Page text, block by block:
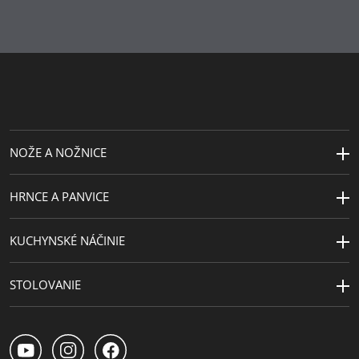
s indukčnou
elektrické a indukčné sporáky
Odolnosť voči
teplu
veka alebo 180°C s vekom
o výrobky
Návrhár
WMF Atelier
Priemer (cm)
NOŽE A NOŽNICE
HRNCE A PANVICE
KUCHYNSKÉ NÁČINIE
STOLOVANIE